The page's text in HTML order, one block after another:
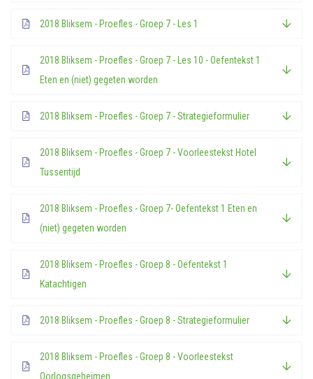
2018 Bliksem - Proefles - Groep 7 - Les 1
2018 Bliksem - Proefles - Groep 7 - Les 10 - Oefentekst 1
Eten en (niet) gegeten worden
2018 Bliksem - Proefles - Groep 7 - Strategieformulier
2018 Bliksem - Proefles - Groep 7 - Voorleestekst Hotel
Tussentijd
2018 Bliksem - Proefles - Groep 7- Oefentekst 1 Eten en
(niet) gegeten worden
2018 Bliksem - Proefles - Groep 8 - Oefentekst 1
Katachtigen
2018 Bliksem - Proefles - Groep 8 - Strategieformulier
2018 Bliksem - Proefles - Groep 8 - Voorleestekst
Oorlogsgeheimen